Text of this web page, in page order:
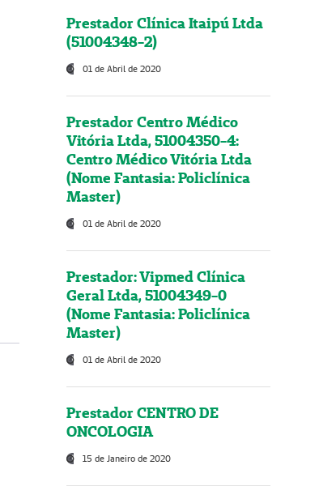
Prestador Clínica Itaipú Ltda
(51004348-2)
01 de Abril de 2020
Prestador Centro Médico
Vitória Ltda, 51004350-4:
Centro Médico Vitória Ltda
(Nome Fantasia: Policlínica
Master)
01 de Abril de 2020
Prestador: Vipmed Clínica
Geral Ltda, 51004349-0
(Nome Fantasia: Policlínica
Master)
01 de Abril de 2020
Prestador CENTRO DE
ONCOLOGIA
15 de Janeiro de 2020